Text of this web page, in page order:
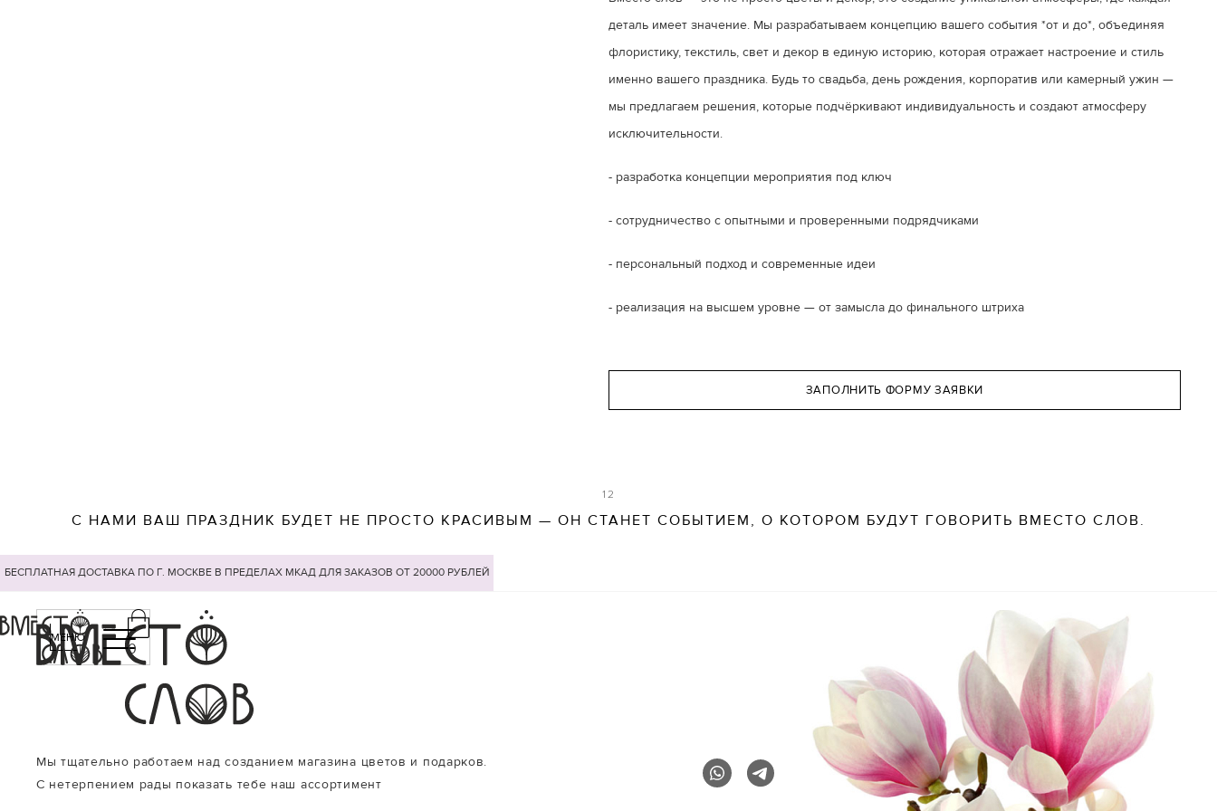
деталь имеет значение. Мы разрабатываем концепцию вашего события *от и до*, объединяя
флористику, текстиль, свет и декор в единую историю, которая отражает настроение и стиль
именно вашего праздника. Будь то свадьба, день рождения, корпоратив или камерный ужин —
мы предлагаем решения, которые подчёркивают индивидуальность и создают атмосферу
исключительности.
- разработка концепции мероприятия под ключ
- сотрудничество с опытными и проверенными подрядчиками
- персональный подход и современные идеи
- реализация на высшем уровне — от замысла до финального штриха
ЗАПОЛНИТЬ ФОРМУ ЗАЯВКИ
12
С НАМИ ВАШ ПРАЗДНИК БУДЕТ НЕ ПРОСТО КРАСИВЫМ — ОН СТАНЕТ СОБЫТИЕМ, О КОТОРОМ БУДУТ ГОВОРИТЬ ВМЕСТО СЛОВ.
БЕСПЛАТНАЯ ДОСТАВКА ПО Г. МОСКВЕ В ПРЕДЕЛАХ МКАД ДЛЯ ЗАКАЗОВ ОТ 20000 РУБЛЕЙ
МЕНЮ
0
Мы тщательно работаем над созданием магазина цветов и подарков.
С нетерпением рады показать тебе наш ассортимент